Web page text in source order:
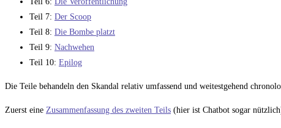
Teil 7: Der Scoop
Teil 8: Die Bombe platzt
Teil 9: Nachwehen
Teil 10: Epilog
Die Teile behandeln den Skandal relativ umfassend und weitestgehend
Zuerst eine Zusammenfassung des zweiten Teils (hier ist Chatbot sogar